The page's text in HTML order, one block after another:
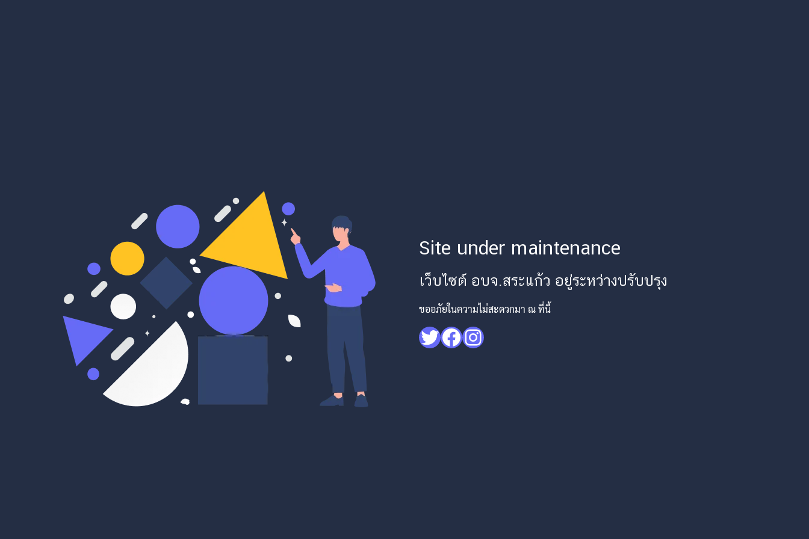
Site under maintenance
เว็บไซต์ อบจ.สระแก้ว อยู่ระหว่างปรับปรุง
ขออภัยในความไม่สะดวกมา ณ ที่นี้
Twitter
Facebook
Instagram